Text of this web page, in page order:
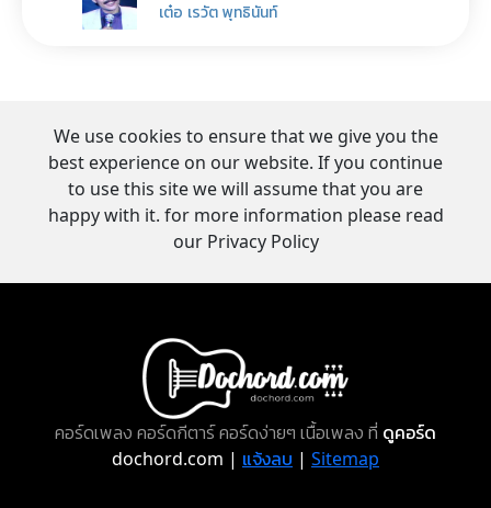
เต๋อ เรวัต พุทธินันท์
We use cookies to ensure that we give you the
best experience on our website. If you continue
to use this site we will assume that you are
happy with it. for more information please read
our Privacy Policy
คอร์ดเพลง คอร์ดกีตาร์ คอร์ดง่ายๆ เนื้อเพลง ที่ ดูคอร์ด
dochord.com | แจ้งลบ | Sitemap